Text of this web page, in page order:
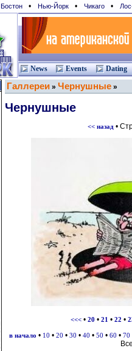
Бостон • Нью-Йорк • Чикаго •
News Events Dating
Галлереи » Чернушные »
Чернушные
<< назад •
<<< • 20 • 21 • 22 •
в начало • 10 • 20 • 30 • 40 • 50 • 60 • 70